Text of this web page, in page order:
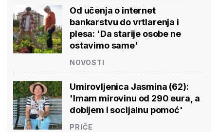
Od učenja o internet
bankarstvu do vrtlarenja i
plesa: 'Da starije osobe ne
ostavimo same'
NOVOSTI
Umirovljenica Jasmina (62):
'Imam mirovinu od 290 eura, a
dobijem i socijalnu pomoć'
PRIČE